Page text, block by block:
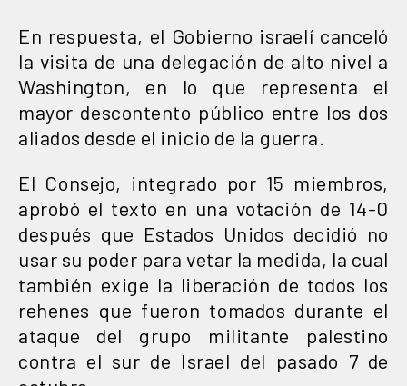
En respuesta, el Gobierno israelí canceló
la visita de una delegación de alto nivel a
Washington, en lo que representa el
mayor descontento público entre los dos
aliados desde el inicio de la guerra.
El Consejo, integrado por 15 miembros,
aprobó el texto en una votación de 14-0
después que Estados Unidos decidió no
usar su poder para vetar la medida, la cual
también exige la liberación de todos los
rehenes que fueron tomados durante el
ataque del grupo militante palestino
contra el sur de Israel del pasado 7 de